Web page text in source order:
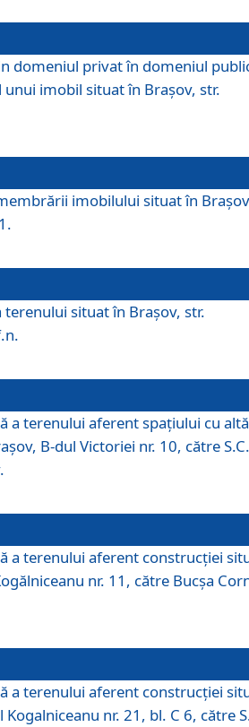
domeniul privat în domeniul
imobil situat în Braşov, str.
imobilului situat în
situat în Braşov, str.
a terenului aferent spaţiului cu altă
B-dul Victoriei nr. 10, către S.C.
a terenului aferent construcţiei
nr. 11, către Bucşa
a terenului aferent construcţiei
nr. 21, bl. C 6, către